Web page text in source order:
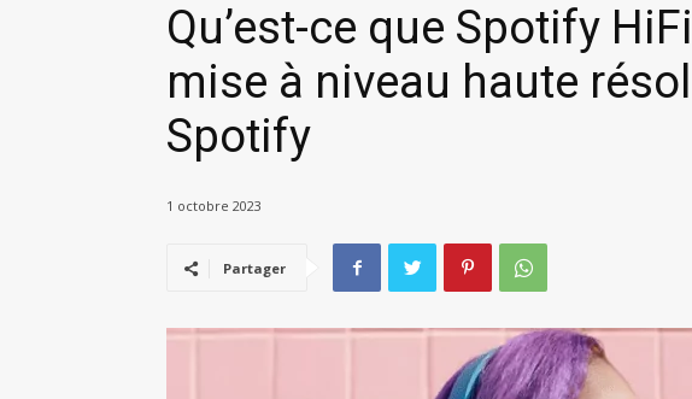
Qu’est-ce que Spotify
mise à niveau haute
Spotify
1 octobre 2023
Partager